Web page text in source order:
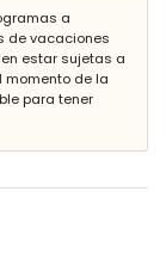
libre
de la casa)
(a menos de 3
de 3 kilómetros
de 3 kilómetros de
a
de vacaciones
estar sujetas a
momento de la
para tener